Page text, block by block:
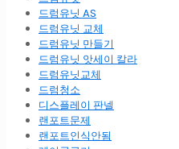
드럼유닛 AS
드럼유닛 교체
드럼유닛 만들기
드럼유닛 앗세이 칼라
드럼유닛교체
드럼청소
디스플레이 판넬
랜포트문제
랜포트인식안됨